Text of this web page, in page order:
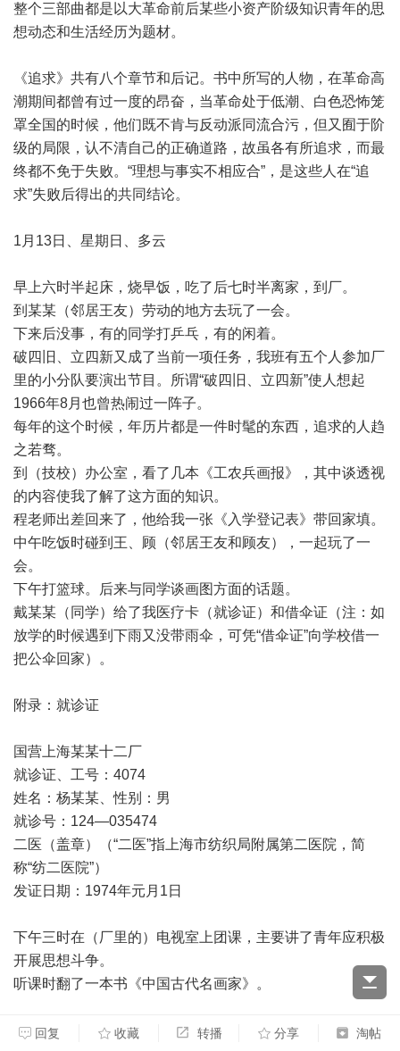
整个三部曲都是以大革命前后某些小资产阶级知识青年的思
想动态和生活经历为题材。
《追求》共有八个章节和后记。书中所写的人物，在革命高
潮期间都曾有过一度的昂奋，当革命处于低潮、白色恐怖笼
罩全国的时候，他们既不肯与反动派同流合污，但又囿于阶
级的局限，认不清自己的正确道路，故虽各有所追求，而最
终都不免于失败。“理想与事实不相应合”，是这些人在“追
求”失败后得出的共同结论。
1月13日、星期日、多云
早上六时半起床，烧早饭，吃了后七时半离家，到厂。
到某某（邻居王友）劳动的地方去玩了一会。
下来后没事，有的同学打乒乓，有的闲着。
破四旧、立四新又成了当前一项任务，我班有五个人参加厂
里的小分队要演出节目。所谓“破四旧、立四新”使人想起
1966年8月也曾热闹过一阵子。
每年的这个时候，年历片都是一件时髦的东西，追求的人趋
之若骛。
到（技校）办公室，看了几本《工农兵画报》，其中谈透视
的内容使我了解了这方面的知识。
程老师出差回来了，他给我一张《入学登记表》带回家填。
中午吃饭时碰到王、顾（邻居王友和顾友），一起玩了一
会。
下午打篮球。后来与同学谈画图方面的话题。
戴某某（同学）给了我医疗卡（就诊证）和借伞证（注：如
放学的时候遇到下雨又没带雨伞，可凭“借伞证”向学校借一
把公伞回家）。
附录：就诊证
国营上海某某十二厂
就诊证、工号：4074
姓名：杨某某、性别：男
就诊号：124—035474
二医（盖章）（“二医”指上海市纺织局附属第二医院，简
称“纺二医院”）
发证日期：1974年元月1日
下午三时在（厂里的）电视室上团课，主要讲了青年应积极
开展思想斗争。
听课时翻了一本书《中国古代名画家》。
记录：
回复 收藏 转播 分享 淘帖